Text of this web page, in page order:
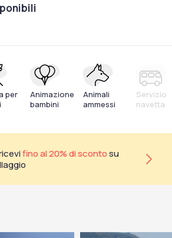
per
Animazione
bambini
Animali
ammessi
Servizio
navetta
fino al 20% di scontosu